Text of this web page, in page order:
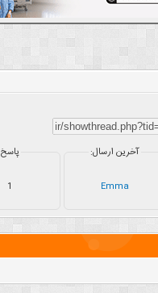
آخرین ارسال:
Emma
پاسخ
1